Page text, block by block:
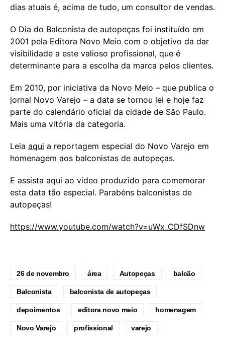
dias atuais é, acima de tudo, um consultor de vendas.
O Dia do Balconista de autopeças foi instituído em
2001 pela Editora Novo Meio com o objetivo da dar
visibilidade a este valioso profissional, que é
determinante para a escolha da marca pelos clientes.
Em 2010, por iniciativa da Novo Meio – que publica o
jornal Novo Varejo – a data se tornou lei e hoje faz
parte do calendário oficial da cidade de São Paulo.
Mais uma vitória da categoria.
Leia aqui a reportagem especial do Novo Varejo em
homenagem aos balconistas de autopeças.
E assista aqui ao vídeo produzido para comemorar
esta data tão especial. Parabéns balconistas de
autopeças!
https://www.youtube.com/watch?v=uWx_CDfSDnw
26 de novembro área Autopeças balcão
Balconista balconista de autopeças
depoimentos editora novo meio homenagem
Novo Varejo profissional varejo